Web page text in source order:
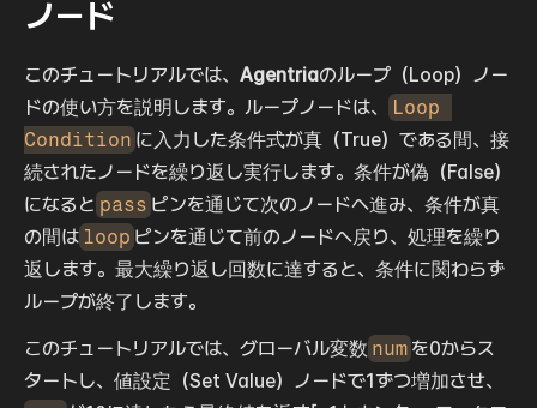
ノード
このチュートリアルでは、 Agentriaのループ（Loop）ノー
ドの使い方を説明します。ループノードは、
Loop
Condition に入力した条件式が真（True）である間、接
続されたノードを繰り返し実行します。条件が偽（False）
になると pass ピンを通じて次のノードへ進み、条件が真
の間は loop ピンを通じて前のノードへ戻り、処理を繰り
返します。最大繰り返し回数に達すると、条件に関わらず
ループが終了します。
このチュートリアルでは、グローバル変数 num を0からス
タートし、値設定（Set Value）ノードで1ずつ増加させ、